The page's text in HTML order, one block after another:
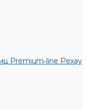
Premium‑line Рехау